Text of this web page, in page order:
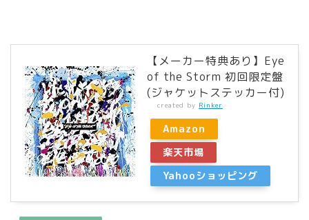
【メーカー特典あり】Eye
of the Storm 初回限定盤
(ジャケットステッカー付)
created by Rinker
Amazon
楽天市場
Yahooショッピング